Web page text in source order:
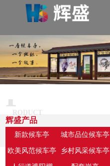
PRODUCT
辉盛产品
新款候车亭 城市品位候车亭
欧美风范候车亭 乡村风采候车亭